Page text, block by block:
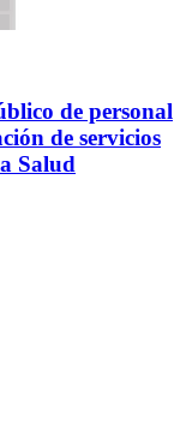
de personal
de servicios
Salud